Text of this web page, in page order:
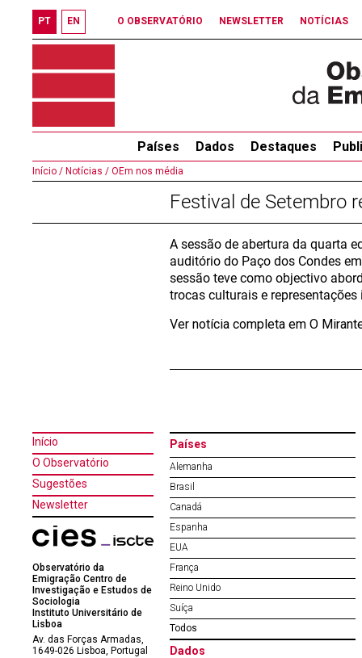
PT EN O OBSERVATÓRIO NEWSLETTER NOTÍCIAS
Países Dados Destaques
Início / Notícias / OEm nos média
Festival de Setembro
A sessão de abertura da quarta
auditório do Paço dos Condes
sessão teve como objectivo
trocas culturais e
Ver notícia completa em O
Início
O Observatório
Sugestões
Newsletter
Observatório da
Emigração Centro de
Investigação e Estudos de
Sociologia
Instituto Universitário de
Lisboa
Av. das Forças Armadas,
1649-026 Lisboa, Portugal
Países
Alemanha
Brasil
Canadá
Espanha
EUA
França
Reino Unido
Suíça
Todos
Dados